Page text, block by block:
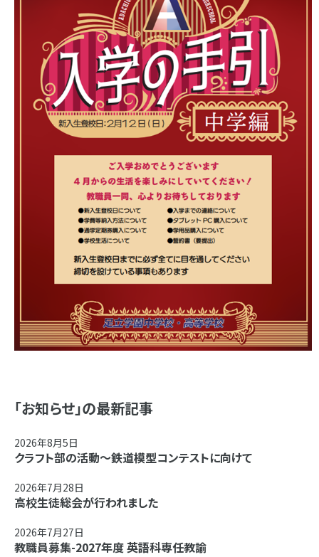
「お知らせ」の最新記事
2026年8月5日
クラフト部の活動～鉄道模型コンテストに向けて
2026年7月28日
高校生徒総会が行われました
2026年7月27日
教職員募集-2027年度 英語科専任教諭